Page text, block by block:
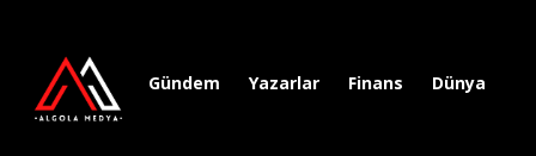
Gündem Yazarlar Finans Dünya